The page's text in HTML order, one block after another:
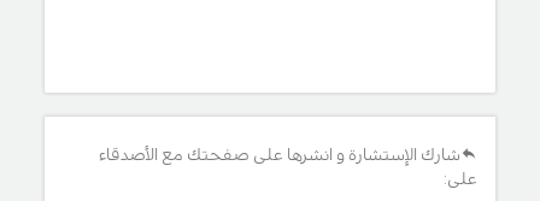
شارك الإستشارة و انشرها على صفحتك مع الأصدقاء
على: